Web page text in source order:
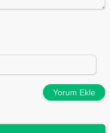
Yorum Ekle